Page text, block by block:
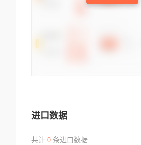
进口数据
共计 0条进口数据